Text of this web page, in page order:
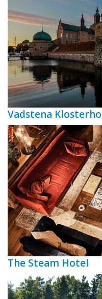
Vadstena
The Steam Hotel